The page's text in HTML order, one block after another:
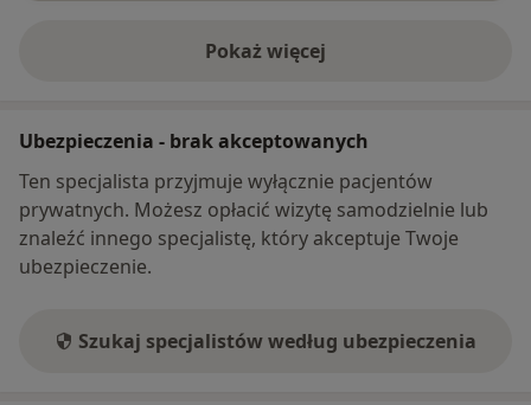
Pokaż więcej
o adresie
Ubezpieczenia - brak akceptowanych
Ten specjalista przyjmuje wyłącznie pacjentów
prywatnych. Możesz opłacić wizytę samodzielnie lub
znaleźć innego specjalistę, który akceptuje Twoje
ubezpieczenie.
Szukaj specjalistów według ubezpieczenia